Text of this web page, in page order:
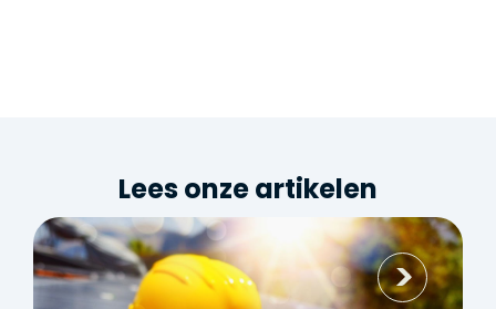
Lees onze artikelen